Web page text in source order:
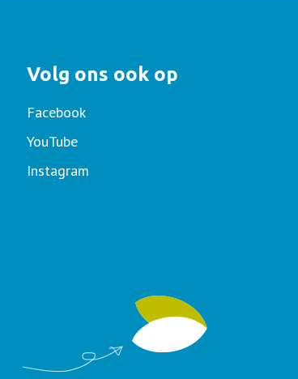
Volg ons ook op
Facebook
YouTube
Instagram